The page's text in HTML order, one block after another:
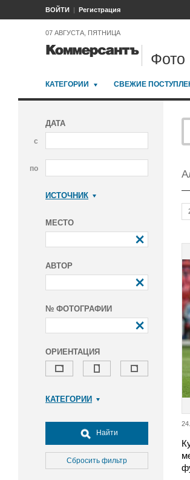
ВОЙТИ Регистрация
07 АВГУСТА, ПЯТНИЦА
Фото
КАТЕГОРИИ СВЕЖИЕ
ДАТА
с
по
ИСТОЧНИК
МЕСТО
АВТОР
№ ФОТОГРАФИИ
ОРИЕНТАЦИЯ
КАТЕГОРИИ
Досуг, туризм и отдых
Культура
Медицина
Найти
Сбросить фильтр